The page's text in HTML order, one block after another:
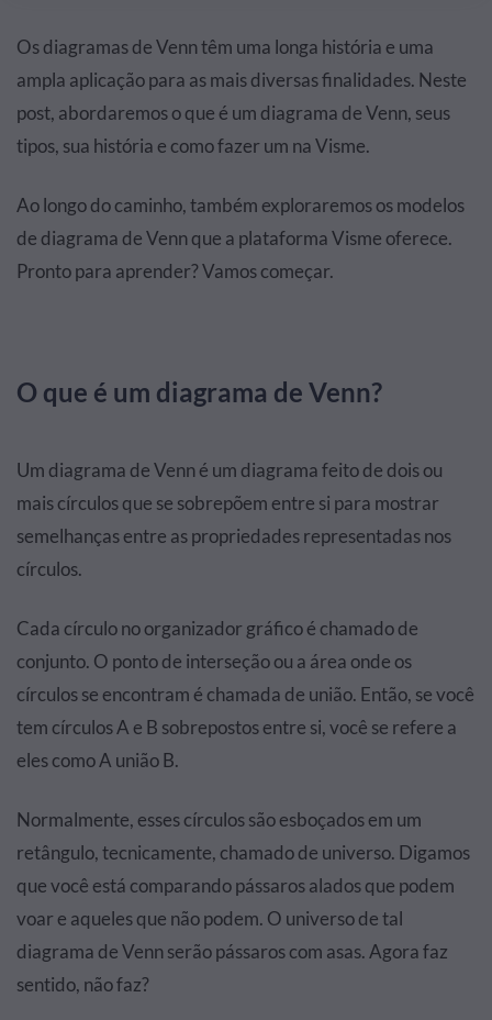
Os diagramas de Venn têm uma longa história e uma
ampla aplicação para as mais diversas finalidades. Neste
post, abordaremos o que é um diagrama de Venn, seus
tipos, sua história e como fazer um na Visme.
Ao longo do caminho, também exploraremos os modelos
de diagrama de Venn que a plataforma Visme oferece.
Pronto para aprender? Vamos começar.
O que é um diagrama de Venn?
Um diagrama de Venn é um diagrama feito de dois ou
mais círculos que se sobrepõem entre si para mostrar
semelhanças entre as propriedades representadas nos
círculos.
Cada círculo no organizador gráfico é chamado de
conjunto. O ponto de interseção ou a área onde os
círculos se encontram é chamada de união. Então, se você
tem círculos A e B sobrepostos entre si, você se refere a
eles como A união B.
Normalmente, esses círculos são esboçados em um
retângulo, tecnicamente, chamado de universo. Digamos
que você está comparando pássaros alados que podem
voar e aqueles que não podem. O universo de tal
diagrama de Venn serão pássaros com asas. Agora faz
sentido, não faz?